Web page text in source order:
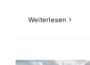
Weiterlesen